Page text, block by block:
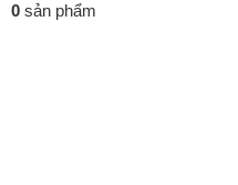
0 sản phẩm